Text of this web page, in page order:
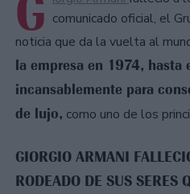
G comunicado oficial, el
noticia que da la vuelta al
la empresa en 1974,
incansablemente para
de lujo, como uno de los
GIORGIO ARMANI
RODEADO DE SUS SERES